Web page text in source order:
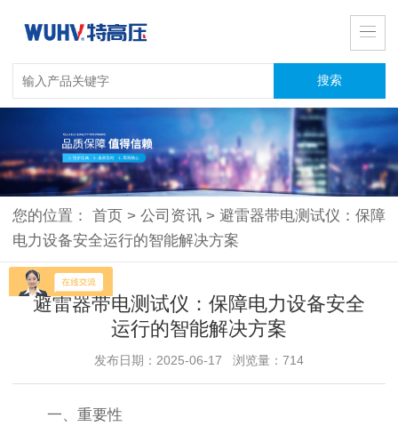
您的位置：首页 > 公司资讯 > 避雷器带电测试仪：保障
电力设备安全运行的智能解决方案
避雷器带电测试仪：保障电力设备安全
运行的智能解决方案
发布日期：2025-06-17 浏览量：714
一、重要性